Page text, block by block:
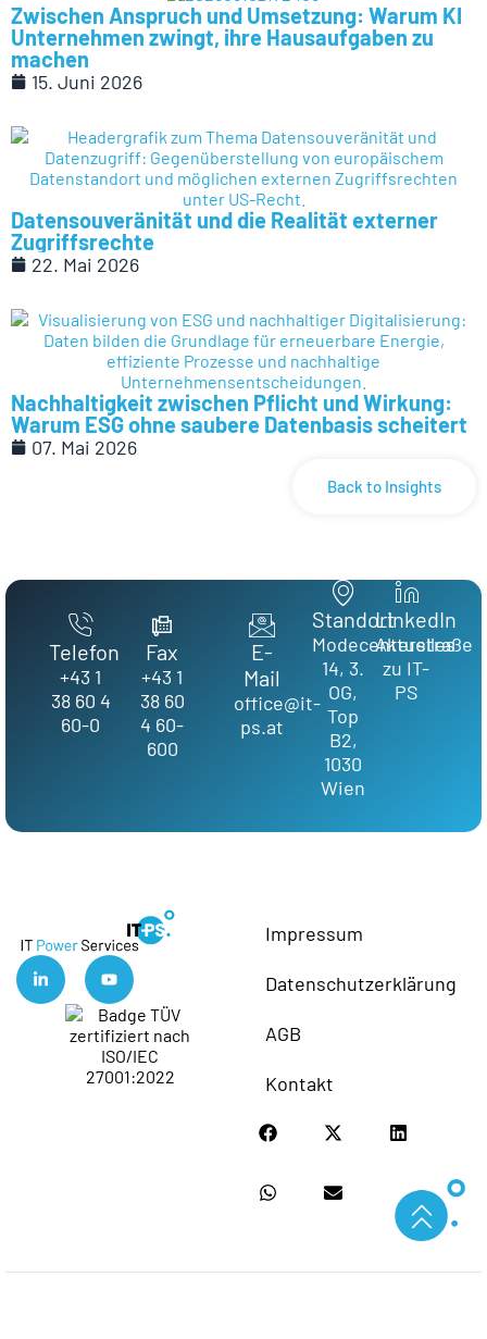
Zwischen Anspruch und Umsetzung: Warum KI
Unternehmen zwingt, ihre Hausaufgaben zu
machen
15. Juni 2026
Datensouveränität und die Realität externer
Zugriffsrechte
22. Mai 2026
Nachhaltigkeit zwischen Pflicht und Wirkung:
Warum ESG ohne saubere Datenbasis scheitert
07. Mai 2026
Back to Insights
Telefon
+43 1
38 60 4
60-0
Fax
+43 1
38 60
4 60-
600
E-
Mail
office@it-
ps.at
Standort
Modecenterstraße
14, 3.
OG,
Top
B2,
1030
Wien
LinkedIn
Aktuelles
zu IT-
PS
Impressum
Datenschutzerklärung
AGB
Kontakt